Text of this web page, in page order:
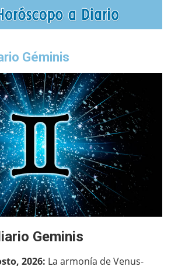
Géminis
Geminis
2026: La armonía de Venus-